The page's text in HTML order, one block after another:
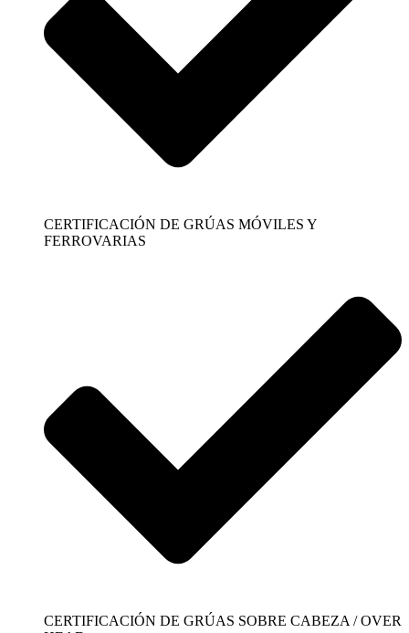
CERTIFICACIÓN DE GRÚAS MÓVILES Y
FERROVARIAS
CERTIFICACIÓN DE GRÚAS SOBRE CABEZA / OVER